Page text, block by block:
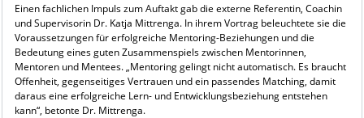
Einen fachlichen Impuls zum Auftakt gab die externe Referentin, Coachin
und Supervisorin Dr. Katja Mittrenga. In ihrem Vortrag beleuchtete sie die
Voraussetzungen für erfolgreiche Mentoring-Beziehungen und die
Bedeutung eines guten Zusammenspiels zwischen Mentorinnen,
Mentoren und Mentees. „Mentoring gelingt nicht automatisch. Es braucht
Offenheit, gegenseitiges Vertrauen und ein passendes Matching, damit
daraus eine erfolgreiche Lern- und Entwicklungsbeziehung entstehen
kann“, betonte Dr. Mittrenga.